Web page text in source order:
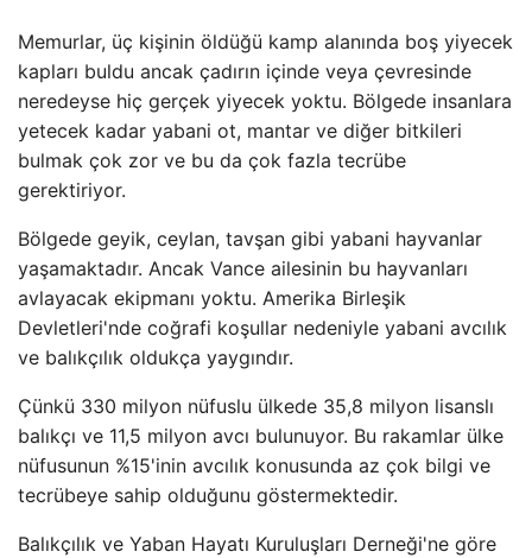
Memurlar, üç kişinin öldüğü kamp alanında boş yiyecek
kapları buldu ancak çadırın içinde veya çevresinde
neredeyse hiç gerçek yiyecek yoktu. Bölgede insanlara
yetecek kadar yabani ot, mantar ve diğer bitkileri
bulmak çok zor ve bu da çok fazla tecrübe
gerektiriyor.
Bölgede geyik, ceylan, tavşan gibi yabani hayvanlar
yaşamaktadır. Ancak Vance ailesinin bu hayvanları
avlayacak ekipmanı yoktu. Amerika Birleşik
Devletleri'nde coğrafi koşullar nedeniyle yabani avcılık
ve balıkçılık oldukça yaygındır.
Çünkü 330 milyon nüfuslu ülkede 35,8 milyon lisanslı
balıkçı ve 11,5 milyon avcı bulunuyor. Bu rakamlar ülke
nüfusunun %15'inin avcılık konusunda az çok bilgi ve
tecrübeye sahip olduğunu göstermektedir.
Balıkçılık ve Yaban Hayatı Kuruluşları Derneği'ne göre